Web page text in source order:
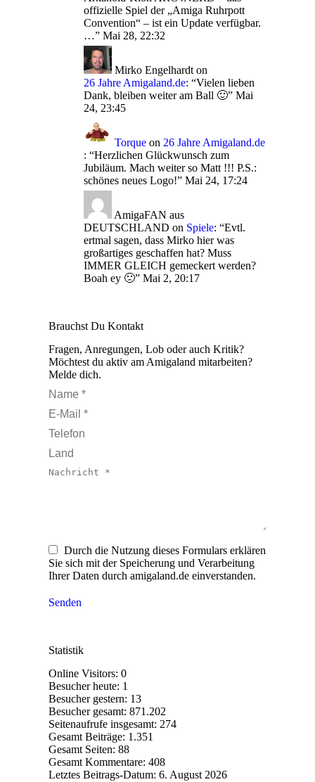
offizielle Spiel der „Amiga Ruhrpott
Convention“ – ist ein Update verfügbar.
…” Mai 28, 22:32
Mirko Engelhardton
26 Jahre Amigaland.de: “Vielen lieben
Dank, bleiben weiter am Ball 🙂” Mai
24, 23:45
Torque on 26 Jahre Amigaland.de
: “Herzlichen Glückwunsch zum
Jubiläum. Mach weiter so Matt !!! P.S.:
schönes neues Logo!” Mai 24, 17:24
AmigaFAN aus
DEUTSCHLAND on Spiele: “Evtl.
ertmal sagen, dass Mirko hier was
großartiges geschaffen hat? Muss
IMMER GLEICH gemeckert werden?
Boah ey 🙁” Mai 2, 20:17
Brauchst Du Kontakt
Fragen, Anregungen, Lob oder auch Kritik?
Möchtest du aktiv am Amigaland mitarbeiten?
Melde dich.
Name *
E-Mail *
Telefon
Land
Nachricht *
Durch die Nutzung dieses Formulars erklären
Sie sich mit der Speicherung und Verarbeitung
Ihrer Daten durch amigaland.de einverstanden.
Senden
Statistik
Online Visitors: 0
Besucher heute: 1
Besucher gestern: 13
Besucher gesamt: 871.202
Seitenaufrufe insgesamt: 274
Gesamt Beiträge: 1.351
Gesamt Seiten: 88
Gesamt Kommentare: 408
Letztes Beitrags-Datum: 6. August 2026